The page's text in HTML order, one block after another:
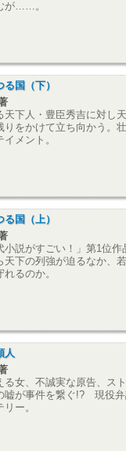
が……。
国（下）
天下人・豊臣秀吉に対し
りをかけて立ち向かう。
イメント。
国（上）
小説がすごい！」第1位作
天下の列強が迫るなか、
るのか。
人
る女、不誠実な原告、ス
嘘が事件を繋ぐ!? 現役
ー。